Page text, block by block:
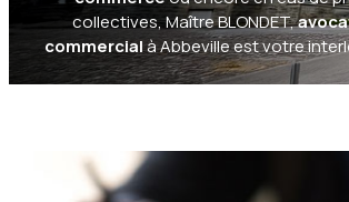
collectives, Maître BLONDET,
commercialà Abbeville est votre